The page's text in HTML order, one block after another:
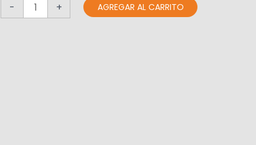
- + AGREGAR AL CARRITO